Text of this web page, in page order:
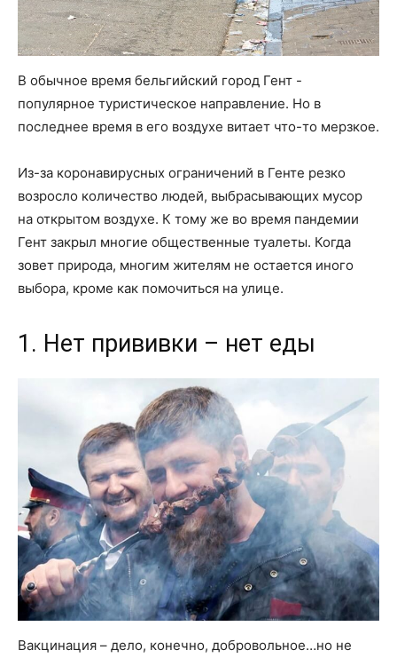
В обычное время бельгийский город Гент -
популярное туристическое направление. Но в
последнее время в его воздухе витает что-то мерзкое.
Из-за коронавирусных ограничений в Генте резко
возросло количество людей, выбрасывающих мусор
на открытом воздухе. К тому же во время пандемии
Гент закрыл многие общественные туалеты. Когда
зовет природа, многим жителям не остается иного
выбора, кроме как помочиться на улице.
1. Нет прививки – нет еды
Вакцинация – дело, конечно, добровольное…но не